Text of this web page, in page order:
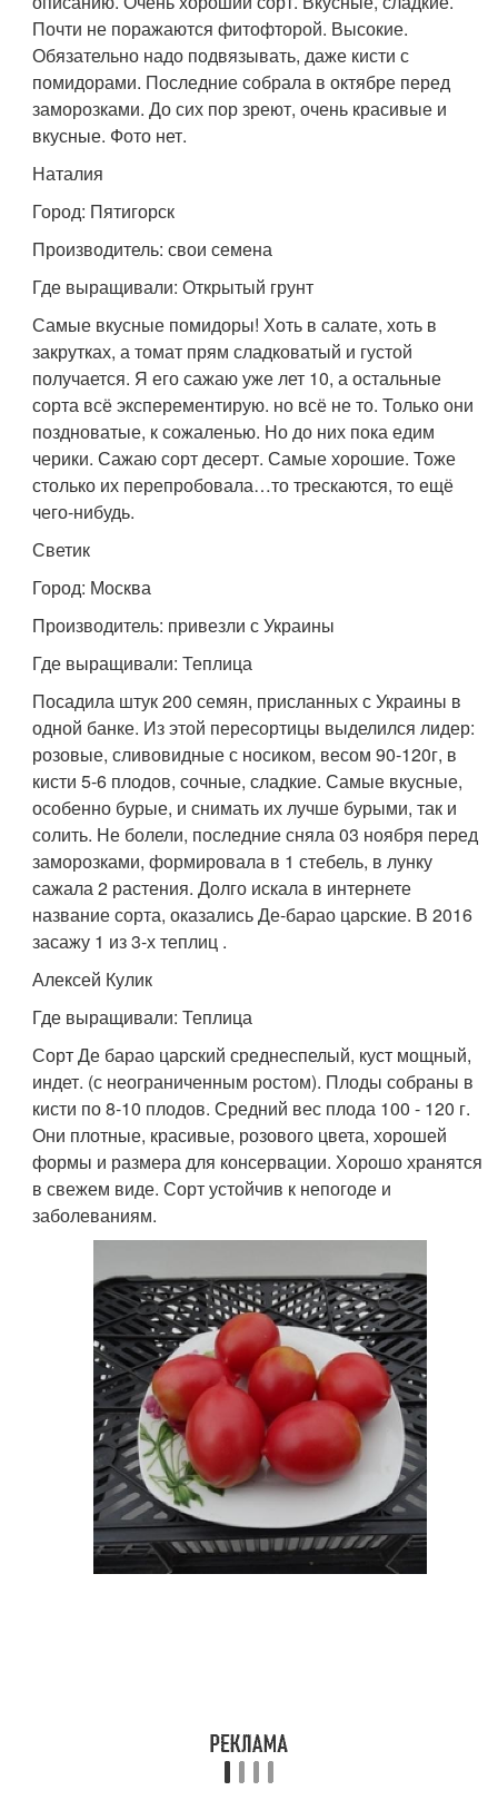
Почти не поражаются фитофторой. Высокие.
Обязательно надо подвязывать, даже кисти с
помидорами. Последние собрала в октябре перед
заморозками. До сих пор зреют, очень красивые и
вкусные. Фото нет.
Наталия
Город: Пятигорск
Производитель: свои семена
Где выращивали: Открытый грунт
Самые вкусные помидоры! Хоть в салате, хоть в
закрутках, а томат прям сладковатый и густой
получается. Я его сажаю уже лет 10, а остальные
сорта всё эксперементирую. но всё не то. Только они
поздноватые, к сожаленью. Но до них пока едим
черики. Сажаю сорт десерт. Самые хорошие. Тоже
столько их перепробовала…то трескаются, то ещё
чего-нибудь.
Светик
Город: Москва
Производитель: привезли с Украины
Где выращивали: Теплица
Посадила штук 200 семян, присланных с Украины в
одной банке. Из этой пересортицы выделился лидер:
розовые, сливовидные с носиком, весом 90-120г, в
кисти 5-6 плодов, сочные, сладкие. Самые вкусные,
особенно бурые, и снимать их лучше бурыми, так и
солить. Не болели, последние сняла 03 ноября перед
заморозками, формировала в 1 стебель, в лунку
сажала 2 растения. Долго искала в интернете
название сорта, оказались Де-барао царские. В 2016
засажу 1 из 3-х теплиц .
Алексей Кулик
Где выращивали: Теплица
Сорт Де барао царский среднеспелый, куст мощный,
индет. (с неограниченным ростом). Плоды собраны в
кисти по 8-10 плодов. Средний вес плода 100 - 120 г.
Они плотные, красивые, розового цвета, хорошей
формы и размера для консервации. Хорошо хранятся
в свежем виде. Сорт устойчив к непогоде и
заболеваниям.